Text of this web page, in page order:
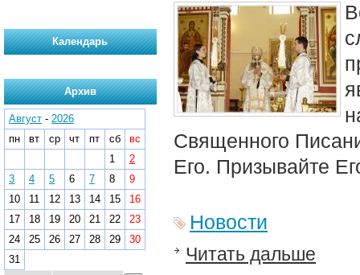
Священного
Его. Призывайте
Новости
Читать дальше
Календарь
Архив
Август - 2026
пн
вт ср чт пт сб
вс
1
2
3
4 5 6 7 8
9
10
11 12 13 14 15
16
17
18 19 20 21 22
23
24
25 26 27 28 29
30
31